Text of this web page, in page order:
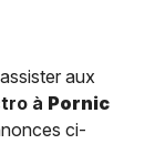
aux
à Pornic
ci-